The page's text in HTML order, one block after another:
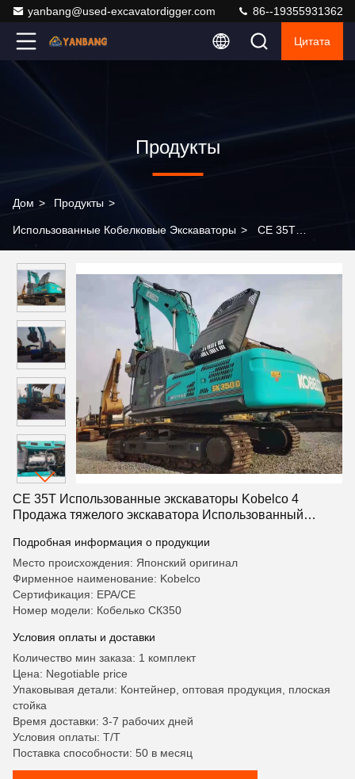
yanbang@used-excavatordigger.com 86--19355931362
Цитата
Продукты
Дом > Продукты >
Использованные Кобелковые Экскаваторы > CE 35T
экскаватора Использованный экскаватор Kobelco 350
CE 35T Использованные экскаваторы Kobelco 4
Продажа тяжелого экскаватора Использованный
Подробная информация о продукции
Место происхождения: Японский оригинал
Фирменное наименование: Kobelco
Сертификация: EPA/CE
Номер модели: Кобелько СК350
Условия оплаты и доставки
Количество мин заказа: 1 комплект
Цена: Negotiable price
Упаковывая детали: Контейнер, оптовая продукция, плоская
стойка
Время доставки: 3-7 рабочих дней
Условия оплаты: T/T
Поставка способности: 50 в месяц